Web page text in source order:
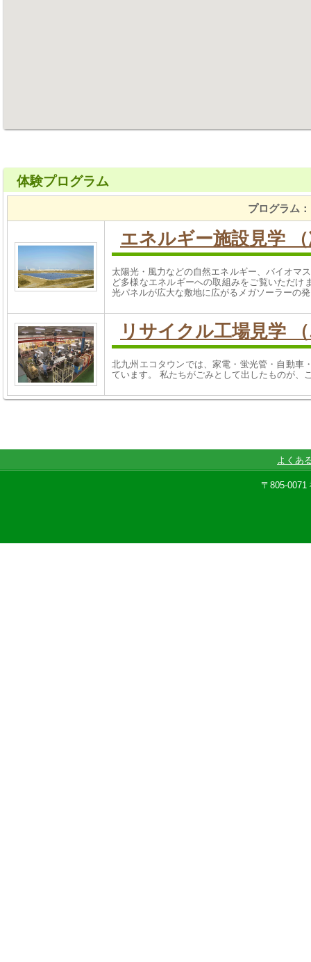
体験プログラム
プログラム
エネルギー施設見学
太陽光・風力などの自然エネルギー、バイオマ
ど多様なエネルギーへの取組みをご覧いただ
光パネルが広大な敷地に広がるメガソーラーの
リサイクル工場見学
北九州エコタウンでは、家電・蛍光管・自動車
ています。 私たちがごみとして出したものが、
よくあ
〒805-